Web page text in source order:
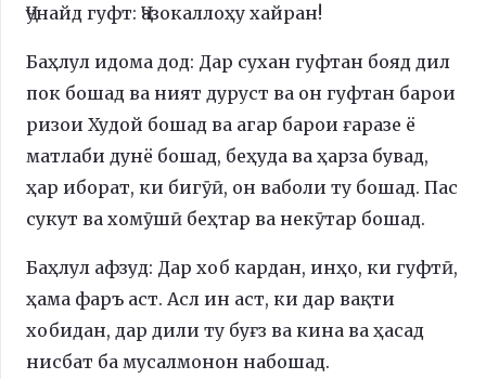
Ҷунайд гуфт: Ҷазокаллоҳу хайран!
Баҳлул идома дод: Дар сухан гуфтан бояд дил
пок бошад ва ният дуруст ва он гуфтан барои
ризои Худой бошад ва агар барои ғаразе ё
матлаби дунё бошад, беҳуда ва ҳарза бувад,
ҳар иборат, ки бигӯӣ, он ваболи ту бошад. Пас
сукут ва хомӯшӣ беҳтар ва некӯтар бошад.
Баҳлул афзуд: Дар хоб кардан, инҳо, ки гуфтӣ,
ҳама фаръ аст. Асл ин аст, ки дар вақти
хобидан, дар дили ту буғз ва кина ва ҳасад
нисбат ба мусалмонон набошад.